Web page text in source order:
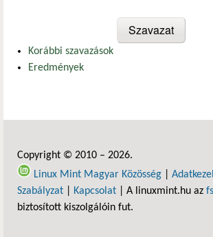
Korábbi szavazások
Eredmények
Copyright © 2010 – 2026.
Linux Mint Magyar Közösség
Szabályzat
Kapcsolat | A linuxmint.hu az
biztosított kiszolgálóin fut.